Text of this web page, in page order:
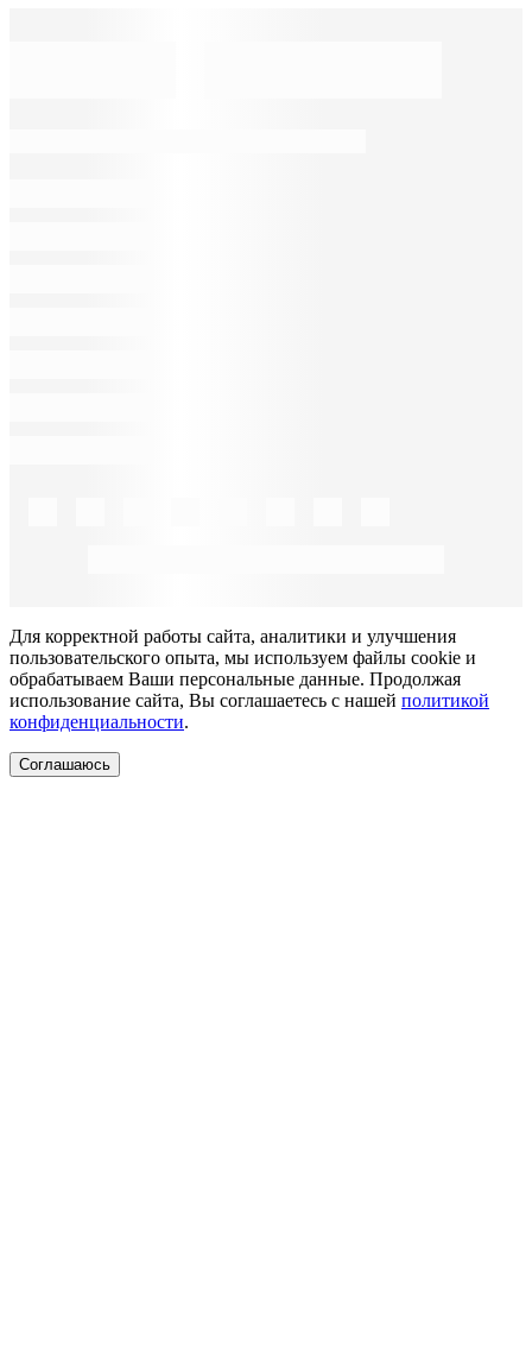
Для корректной работы сайта, аналитики и улучшения
пользовательского опыта, мы используем файлы cookie и
обрабатываем Ваши персональные данные. Продолжая
использование сайта, Вы соглашаетесь с нашей политикой
конфиденциальности.
Соглашаюсь